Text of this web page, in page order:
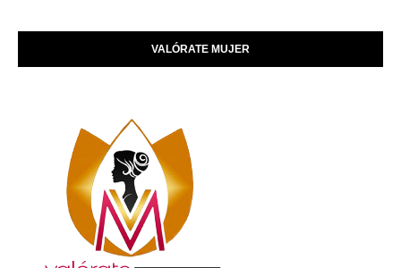
VALÓRATE MUJER